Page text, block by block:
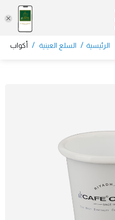
EN
الرئيسية / السلع العينية / أكواب